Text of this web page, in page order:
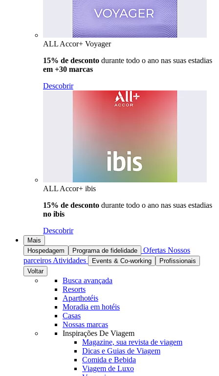
ALL Accor+ Voyager
15% de desconto durante todo o ano nas suas estadias
em +30 marcas
Descobrir
ALL Accor+ ibis
15% de desconto durante todo o ano nas suas estadias
no ibis
Descobrir
Mais
Hospedagem
Programa de fidelidade Ofertas Nossos
parceiros Atividades Events & Co-working
Profissionais
Voltar
Busca avançada
Resorts
Aparthotéis
Moradia em hotéis
Casas
Nossas marcas
Inspirações De Viagem
Magazine, sua revista de viagem
Dicas e Guias de Viagem
Comida e Bebida
Viagem de Luxo